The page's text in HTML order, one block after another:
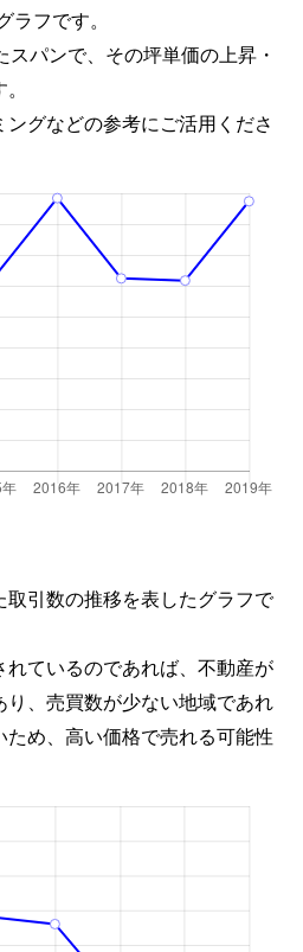
フです。
パンで、その坪単価の上昇・
グなどの参考にご活用くださ
引数の推移を表したグラフで
ているのであれば、不動産が
、売買数が少ない地域であれ
め、高い価格で売れる可能性